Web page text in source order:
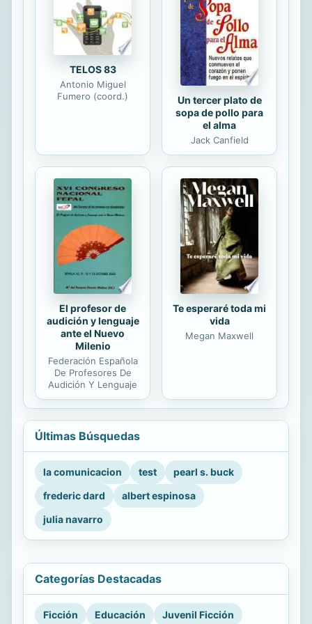
TELOS 83
Antonio Miguel
Fumero (coord.)
Un tercer plato de
sopa de pollo para
el alma
Jack Canfield
El profesor de
audición y lenguaje
ante el Nuevo
Milenio
Federación Española
De Profesores De
Audición Y Lenguaje
Te esperaré toda mi
vida
Megan Maxwell
Últimas Búsquedas
la comunicacion test
pearl s. buck
frederic dard
albert espinosa
julia navarro
Categorías Destacadas
Ficción Educación Juvenil Ficción